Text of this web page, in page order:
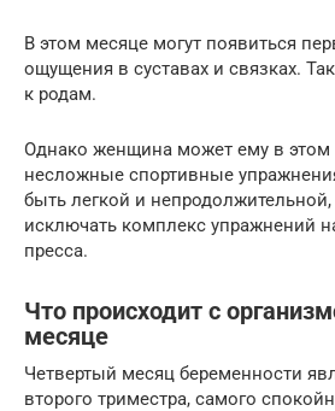
В этом месяце могут появиться
ощущения в суставах и связках.
к родам.
Однако женщина может ему в
несложные спортивные
быть легкой и
исключать комплекс упражнений
пресса.
Что происходит с
месяце
Четвертый месяц беременности
второго триместра, самого